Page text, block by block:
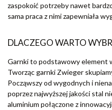
zaspokoić potrzeby nawet
sama praca z nimi zapewniała
DLACZEGO WARTO
Garnki to podstawowy element
Tworząc garnki Zwieger
Począwszy od wygodnych i
poprzez najwyższej jakości stal
aluminium połączone z